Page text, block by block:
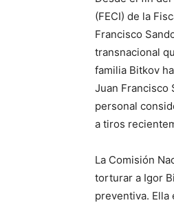
(FECI) de la
Francisco
transnacional
familia Bitkov
Juan Francisco
personal
a tiros
La Comisión
torturar a Igor
preventiva.